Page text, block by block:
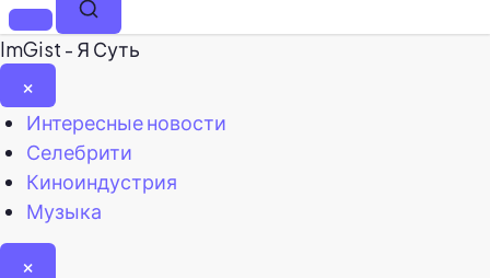
МенюПоиск
ImGist - Я Суть
×
Закрыть
меню
Интересные новости
Селебрити
Киноиндустрия
Музыка
×